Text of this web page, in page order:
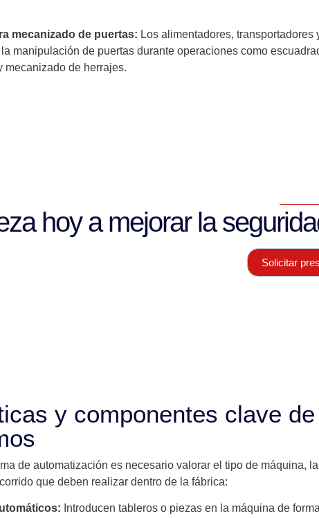
mecanizado de puertas: Los alimentadores, transportadores
manipulación de puertas durante operaciones como
mecanizado de herrajes.
hoy a mejorar la
Solicitar
y componentes clave
de automatización es necesario valorar el tipo de máquina,
que deben realizar dentro de la fábrica:
Introducen tableros o piezas en la máquina de forma